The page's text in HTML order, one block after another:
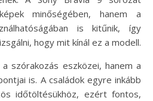
minőségében, hanem a
is kitűnik, így
hogy mit kínál ez a modell.
szórakozás eszközei, hanem a
is. A családok egyre inkább
időtöltésükhöz, ezért fontos,